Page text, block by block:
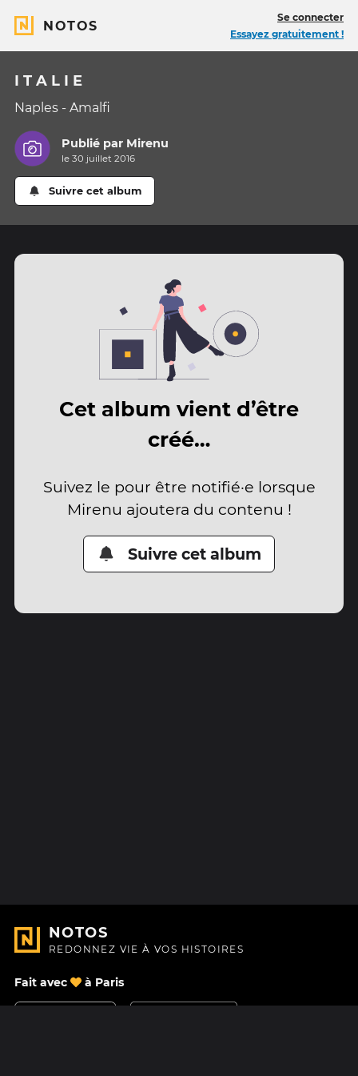
NOTOS
Se connecter
Essayez gratuitement !
I T A L I E
Naples - Amalfi
Publié par Mirenu
le 30 juillet 2016
Suivre cet album
Cet album vient d’être
créé…
Suivez le pour être notifié·e lorsque
Mirenu ajoutera du contenu !
Suivre cet album
NOTOS
REDONNEZ VIE À VOS HISTOIRES
Fait avec à Paris